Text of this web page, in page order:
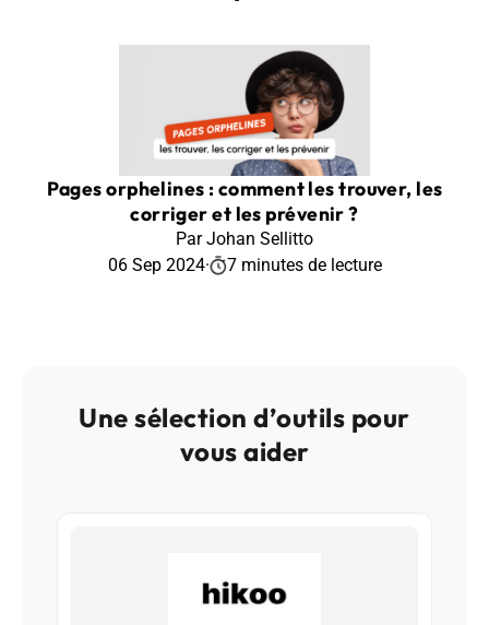
Pages orphelines : comment les trouver, les
corriger et les prévenir ?
Par Johan Sellitto
06 Sep 2024· 7 minutes de lecture
Une sélection d’outils pour
vous aider